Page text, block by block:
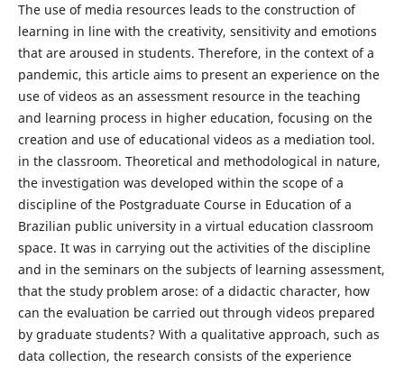
The use of media resources leads to the construction of
learning in line with the creativity, sensitivity and emotions
that are aroused in students. Therefore, in the context of a
pandemic, this article aims to present an experience on the
use of videos as an assessment resource in the teaching
and learning process in higher education, focusing on the
creation and use of educational videos as a mediation tool.
in the classroom. Theoretical and methodological in nature,
the investigation was developed within the scope of a
discipline of the Postgraduate Course in Education of a
Brazilian public university in a virtual education classroom
space. It was in carrying out the activities of the discipline
and in the seminars on the subjects of learning assessment,
that the study problem arose: of a didactic character, how
can the evaluation be carried out through videos prepared
by graduate students? With a qualitative approach, such as
data collection, the research consists of the experience